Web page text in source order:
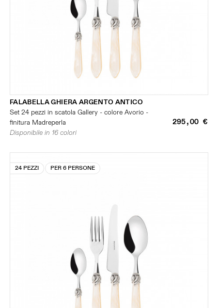
FALABELLA GHIERA ARGENTO ANTICO
Set 24 pezzi in scatola Gallery - colore Avorio -
finitura Madreperla
295,00 €
Disponibile in 16 colori
24 PEZZI PER 6 PERSONE